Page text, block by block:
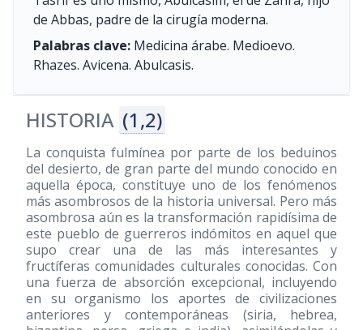
de Abbas, padre de la cirugía moderna.
Palabras clave: Medicina árabe. Medioevo.
Rhazes. Avicena. Abulcasis.
HISTORIA (1,2)
La conquista fulmínea por parte de los beduinos
del desierto, de gran parte del mundo conocido en
aquella época, constituye uno de los fenómenos
más asombrosos de la historia universal. Pero más
asombrosa aún es la transformación rapidísima de
este pueblo de guerreros indómitos en aquel que
supo crear una de las más interesantes y
fructíferas comunidades culturales conocidas. Con
una fuerza de absorción excepcional, incluyendo
en su organismo los aportes de civilizaciones
anteriores y contemporáneas (siria, hebrea,